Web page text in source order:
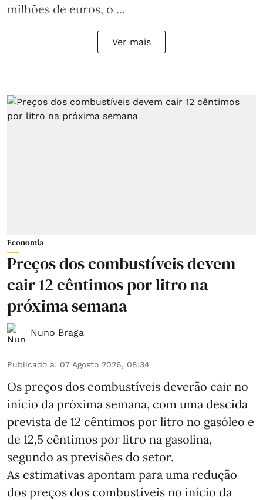
milhões de euros, o ...
Ver mais
Economia
Preços dos combustíveis devem
cair 12 cêntimos por litro na
próxima semana
Nuno Braga
Publicado a: 07 Agosto 2026, 08:34
Os preços dos combustíveis deverão cair no
início da próxima semana, com uma descida
prevista de 12 cêntimos por litro no gasóleo e
de 12,5 cêntimos por litro na gasolina,
segundo as previsões do setor.
As estimativas apontam para uma redução
dos preços dos combustíveis no início da